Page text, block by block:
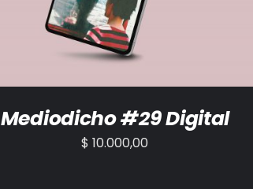
Mediodicho #29 Digital
$ 10.000,00